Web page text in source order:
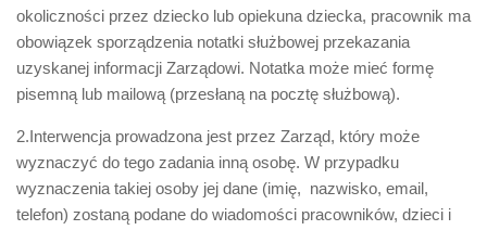
okoliczności przez dziecko lub opiekuna dziecka, pracownik ma
obowiązek sporządzenia notatki służbowej przekazania
uzyskanej informacji Zarządowi. Notatka może mieć formę
pisemną lub mailową (przesłaną na pocztę służbową).
2.Interwencja prowadzona jest przez Zarząd, który może
wyznaczyć do tego zadania inną osobę. W przypadku
wyznaczenia takiej osoby jej dane (imię, nazwisko, email,
telefon) zostaną podane do wiadomości pracowników, dzieci i